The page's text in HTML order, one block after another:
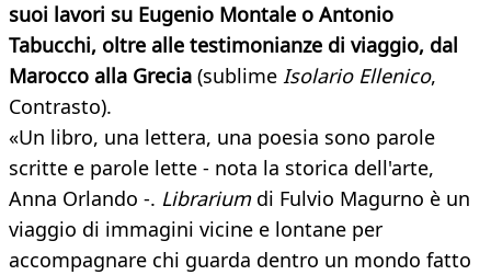
suoi lavori su Eugenio Montale o Antonio
Tabucchi, oltre alle testimonianze di viaggio, dal
Marocco alla Grecia (sublime Isolario Ellenico,
Contrasto).
«Un libro, una lettera, una poesia sono parole
scritte e parole lette - nota la storica dell'arte,
Anna Orlando -. Librariumdi Fulvio Magurno è un
viaggio di immagini vicine e lontane per
accompagnare chi guarda dentro un mondo fatto